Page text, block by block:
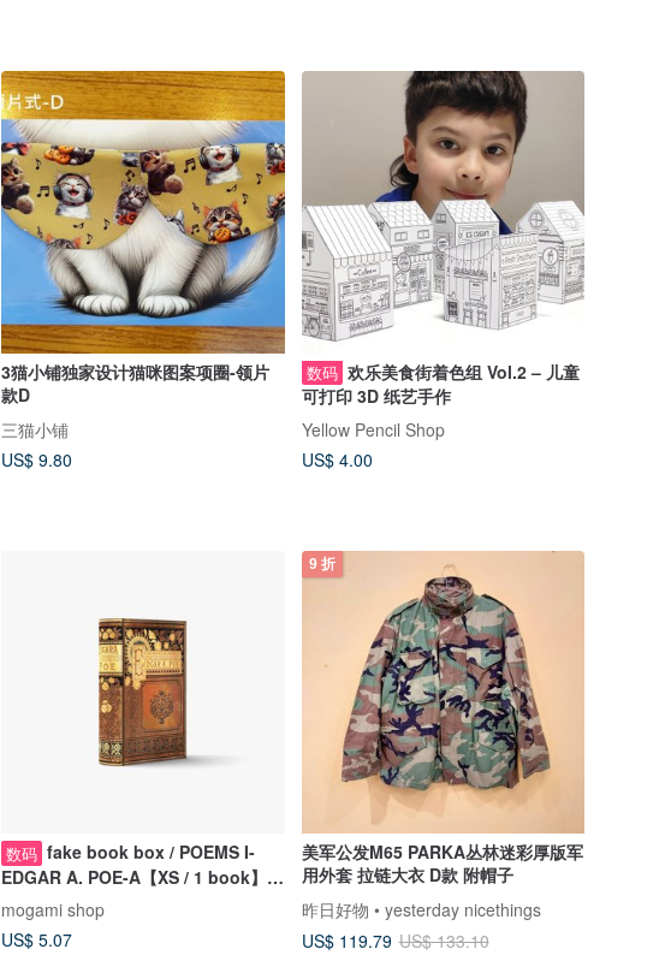
3猫小铺独家设计猫咪图案项圈-领片
款D
三猫小铺
US$ 9.80
数码 欢乐美食街着色组 Vol.2 – 儿童
可打印 3D 纸艺手作
Yellow Pencil Shop
US$ 4.00
数码 fake book box / POEMS I-
EDGAR A. POE-A【XS / 1 book】|
3D papercraft, PDF template
mogami shop
US$ 5.07
9 折
美军公发M65 PARKA丛林迷彩厚版军
用外套 拉链大衣 D款 附帽子
昨日好物 • yesterday nicethings
US$ 119.79 US$ 133.10